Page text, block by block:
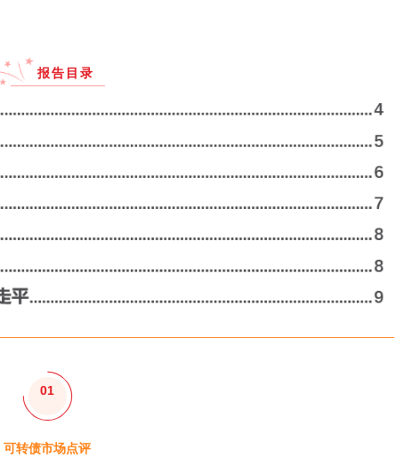
报告目录
01
可转债市场点评